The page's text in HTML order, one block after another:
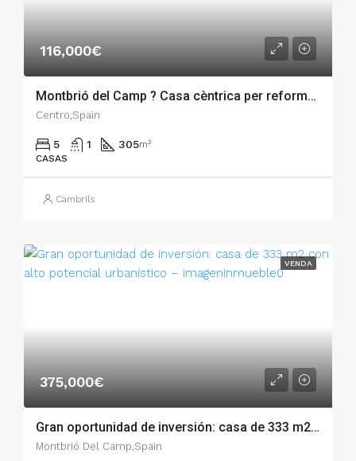
116,000€
Montbrió del Camp ? Casa cèntrica per reformar – 007.01684
Centro,Spain
5 1 305m²
CASAS
Cambrils
VENDA
375,000€
Gran oportunidad de inversión: casa de 333 m2 con alto potencial urbanístico – 007.01707
Montbrió Del Camp,Spain